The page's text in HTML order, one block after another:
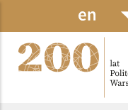
Przejdź do treści